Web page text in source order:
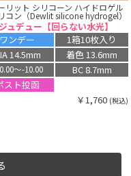
リット シリコーン ハイドロゲル
コン（Dewlit silicone hydrogel）
ュデュー【回らない水光】
ワンデー
1箱10枚入り
14.5mm
着色 13.6mm
〜-10.00
BC 8.7mm
スト投函
￥1,760 (税込)